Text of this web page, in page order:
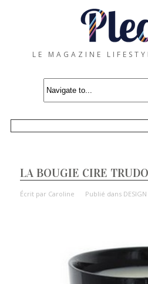
LE MAGAZINE
LA BOUGIE CIRE
Écrit par Caroline Publié dans DESIGN